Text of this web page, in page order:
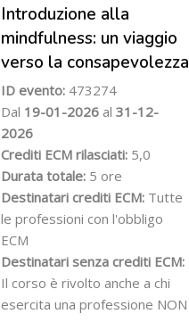
Introduzione alla
mindfulness: un viaggio
verso la consapevolezza
ID evento: 473274
Dal 19-01-2026 al 31-12-
2026
Crediti ECM rilasciati: 5,0
Durata totale: 5 ore
Destinatari crediti ECM: Tutte
le professioni con l'obbligo
ECM
Destinatari senza crediti ECM:
Il corso è rivolto anche a chi
esercita una professione NON